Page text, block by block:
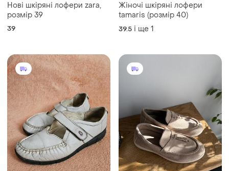
Нові шкіряні лофери zara,
розмір 39
39
Жіночі шкіряні лофери
tamaris (розмір 40)
39.5 і ще 1